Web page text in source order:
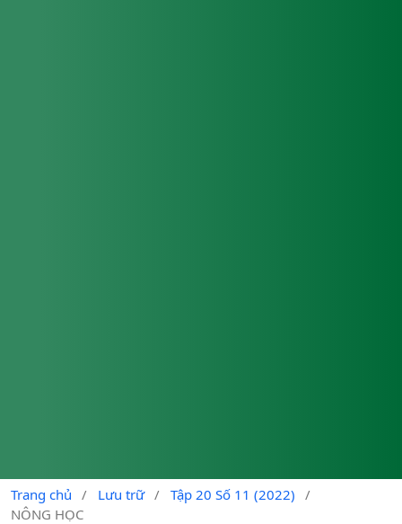
Trang chủ / Lưu trữ / Tập 20 Số 11 (2022)
/
NÔNG HỌC